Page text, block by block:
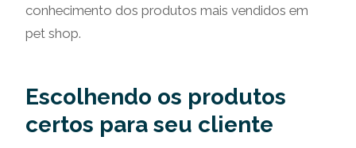
conhecimento dos produtos mais vendidos em
pet shop.
Escolhendo os produtos
certos para seu cliente